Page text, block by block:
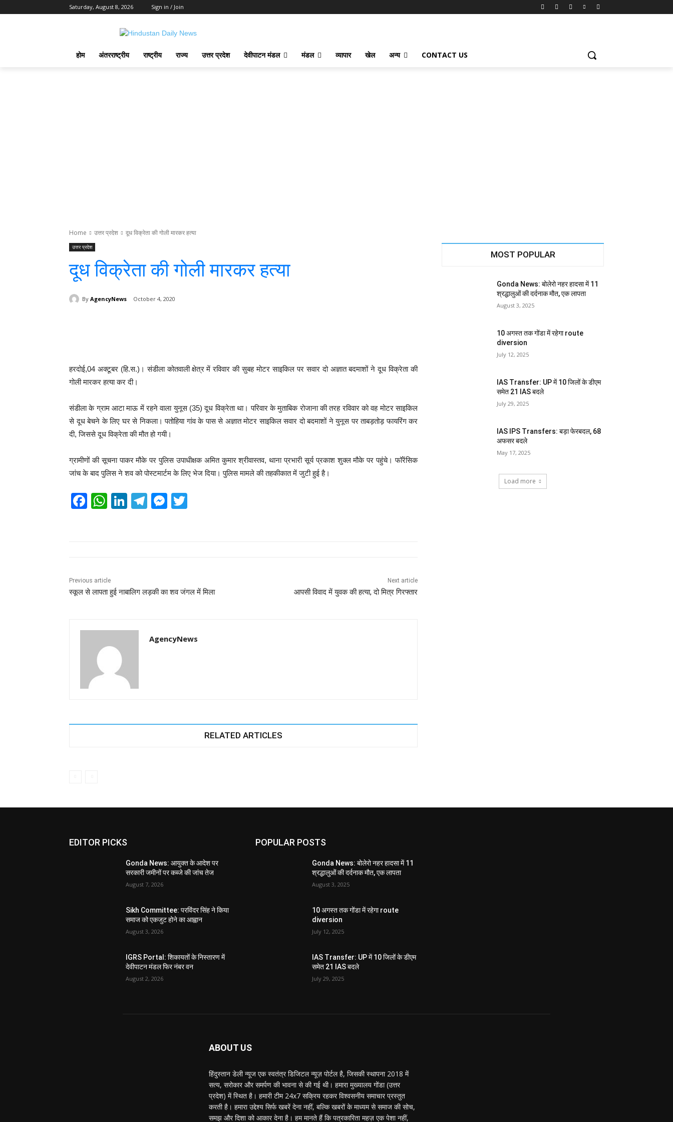
Saturday, August 8, 2026 Sign in / Join
होम अंतरराष्ट्रीय राष्ट्रीय राज्य उत्तर प्रदेश देवीपाटन मंडल मंडल व्यापार खेल अन्य CONTACT US
Home उत्तर प्रदेश दूध विक्रेता की गोली मारकर हत्या
उत्तर प्रदेश
दूध विक्रेता की गोली मारकर हत्या
By AgencyNews October 4, 2020
हरदोई,04 अक्टूबर (हि.स.)। संडीला कोतवाली क्षेत्र में रविवार की सुबह मोटर साइकिल पर सवार दो अज्ञात बदमाशों ने दूध विक्रेता की
गोली मारकर हत्या कर दी।
संडीला के ग्राम आटा माऊ में रहने वाला युनूस (35) दूध विक्रेता था। परिवार के मुताबिक रोजाना की तरह रविवार को वह मोटर साइकिल
से दूध बेचने के लिए घर से निकला। पतोहिया गांव के पास से अज्ञात मोटर साइकिल सवार दो बदमाशों ने युनूस पर ताबड़तोड़ फायरिंग कर
दी, जिससे दूध विक्रेता की मौत हो गयी।
ग्रामीणों की सूचना पाकर मौके पर पुलिस उपाधीक्षक अमित कुमार श्रीवास्तव, थाना प्रभारी सूर्य प्रकाश शुक्ल मौके पर पहुंचे। फॉरेंसिक
जांच के बाद पुलिस ने शव को पोस्टमार्टम के लिए भेज दिया। पुलिस मामले की तहकीकात में जुटी हुई है।
F
o
o
W
p
p
Li
T
M
er
Previous article
स्कूल से लापता हुई नाबालिग लड़की का शव जंगल में मिला
Next article
आपसी विवाद में युवक की हत्या, दो मित्र गिरफ्तार
AgencyNews
RELATED ARTICLES
MOST POPULAR
Gonda News: बोलेरो नहर हादसा में 11
श्रद्धालुओं की दर्दनाक मौत, एक लापता
August 3, 2025
10 अगस्त तक गोंडा में रहेगा route
diversion
July 12, 2025
IAS Transfer: UP में 10 जिलों के डीएम
समेत 21 IAS बदले
July 29, 2025
IAS IPS Transfers: बड़ा फेरबदल, 68
अफसर बदले
May 17, 2025
Load more
EDITOR PICKS
Gonda News: आयुक्त के आदेश पर
सरकारी जमीनों पर कब्जे की जांच तेज
August 7, 2026
Sikh Committee: परविंदर सिंह ने किया
समाज को एकजुट होने का आह्वान
August 3, 2026
IGRS Portal: शिकायतों के निस्तारण में
देवीपाटन मंडल फिर नंबर वन
August 2, 2026
POPULAR POSTS
Gonda News: बोलेरो नहर हादसा में 11
श्रद्धालुओं की दर्दनाक मौत, एक लापता
August 3, 2025
10 अगस्त तक गोंडा में रहेगा route
diversion
July 12, 2025
IAS Transfer: UP में 10 जिलों के डीएम
समेत 21 IAS बदले
July 29, 2025
ABOUT US
हिंदुस्तान डेली न्यूज एक स्वतंत्र डिजिटल न्यूज़ पोर्टल है, जिसकी स्थापना 2018 में
सत्य, सरोकार और समर्पण की भावना से की गई थी। हमारा मुख्यालय गोंडा (उत्तर
प्रदेश) में स्थित है। हमारी टीम 24x7 सक्रिय रहकर विश्वसनीय समाचार प्रस्तुत
करती है। हमारा उद्देश्य सिर्फ खबरें देना नहीं, बल्कि खबरों के माध्यम से समाज की सोच,
समझ और दिशा को आकार देना है। हम मानते हैं कि पत्रकारिता महज़ एक पेशा नहीं,